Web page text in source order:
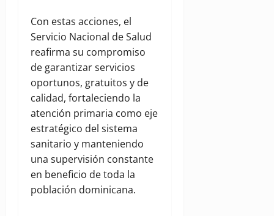
Con estas acciones, el
Servicio Nacional de Salud
reafirma su compromiso
de garantizar servicios
oportunos, gratuitos y de
calidad, fortaleciendo la
atención primaria como eje
estratégico del sistema
sanitario y manteniendo
una supervisión constante
en beneficio de toda la
población dominicana.